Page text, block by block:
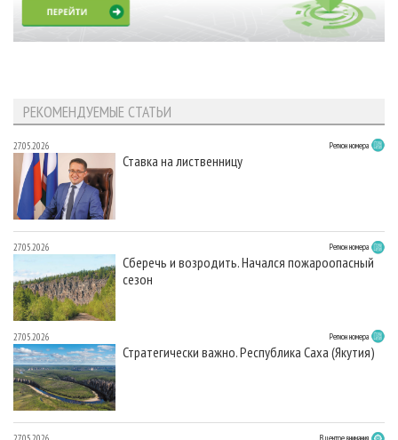
РЕКОМЕНДУЕМЫЕ СТАТЬИ
27.05.2026 Регион номера
Ставка на лиственницу
27.05.2026 Регион номера
Сберечь и возродить. Начался пожароопасный
сезон
27.05.2026 Регион номера
Стратегически важно. Республика Саха (Якутия)